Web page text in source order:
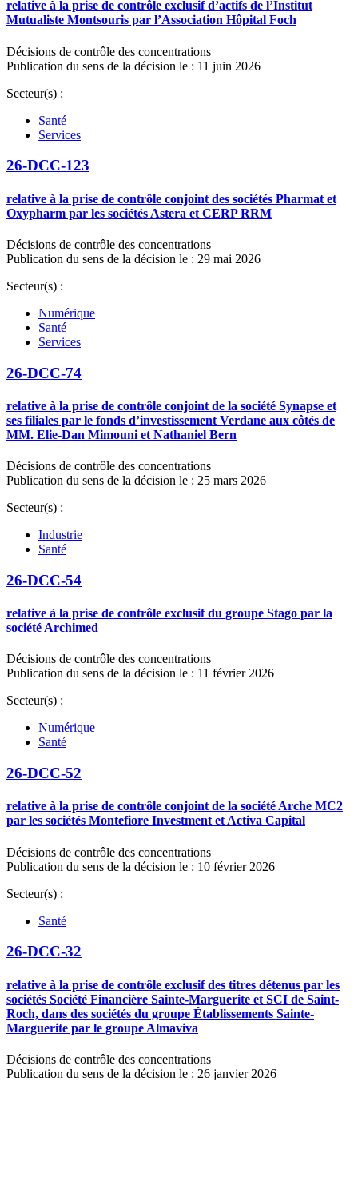
relative à la prise de contrôle exclusif d’actifs de l’Institut
Mutualiste Montsouris par l’Association Hôpital Foch
Décisions de contrôle des concentrations
Publication du sens de la décision le : 11 juin 2026
Secteur(s) :
Santé
Services
26-DCC-123
relative à la prise de contrôle conjoint des sociétés Pharmat et
Oxypharm par les sociétés Astera et CERP RRM
Décisions de contrôle des concentrations
Publication du sens de la décision le : 29 mai 2026
Secteur(s) :
Numérique
Santé
Services
26-DCC-74
relative à la prise de contrôle conjoint de la société Synapse et
ses filiales par le fonds d’investissement Verdane aux côtés de
MM. Elie-Dan Mimouni et Nathaniel Bern
Décisions de contrôle des concentrations
Publication du sens de la décision le : 25 mars 2026
Secteur(s) :
Industrie
Santé
26-DCC-54
relative à la prise de contrôle exclusif du groupe Stago par la
société Archimed
Décisions de contrôle des concentrations
Publication du sens de la décision le : 11 février 2026
Secteur(s) :
Numérique
Santé
26-DCC-52
relative à la prise de contrôle conjoint de la société Arche MC2
par les sociétés Montefiore Investment et Activa Capital
Décisions de contrôle des concentrations
Publication du sens de la décision le : 10 février 2026
Secteur(s) :
Santé
26-DCC-32
relative à la prise de contrôle exclusif des titres détenus par les
sociétés Société Financière Sainte-Marguerite et SCI de Saint-
Roch, dans des sociétés du groupe Établissements Sainte-
Marguerite par le groupe Almaviva
Décisions de contrôle des concentrations
Publication du sens de la décision le : 26 janvier 2026